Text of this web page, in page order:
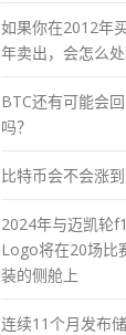
如果你在2012年
年卖出，会怎么处
BTC还有可能会
吗？
比特币会不会涨
2024年与迈凯轮
Logo将在20场比
装的侧舱上
连续11个月发布